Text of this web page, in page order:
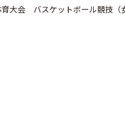
大会 バスケットボール競技